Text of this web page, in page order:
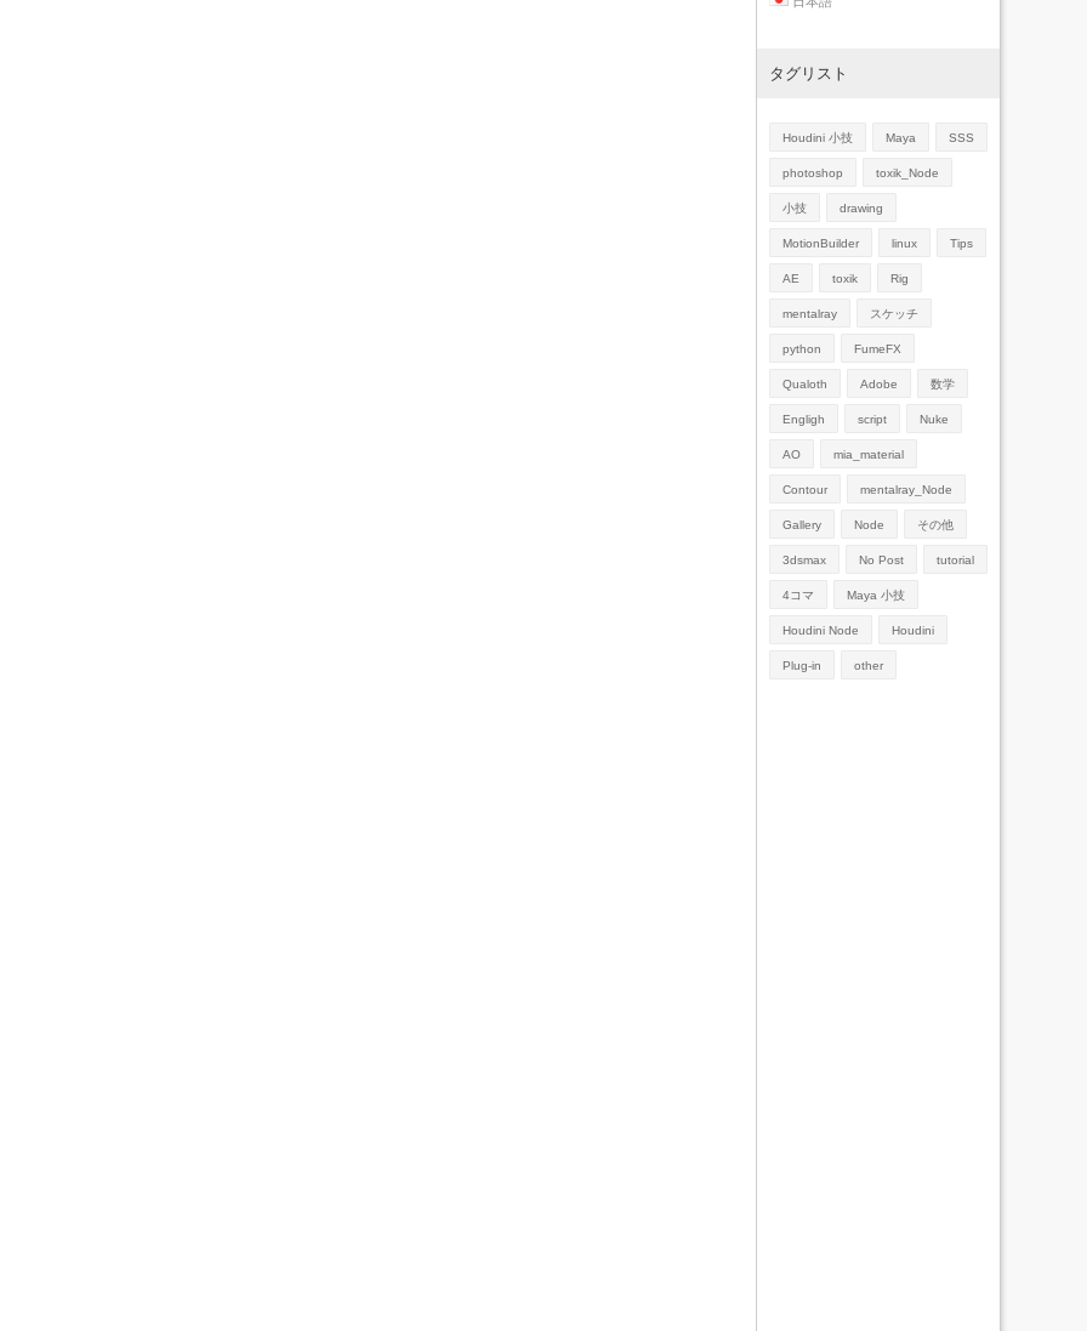
タグリスト
Houdini 小技 Maya SSS
photoshop toxik_Node
小技 drawing
MotionBuilder linux Tips
AE toxik Rig
mentalray スケッチ
python FumeFX
Qualoth Adobe 数学
Engligh script Nuke
AO mia_material
Contour mentalray_Node
Gallery Node その他
3dsmax No Post tutorial
4コマ Maya 小技
Houdini Node Houdini
Plug-in other